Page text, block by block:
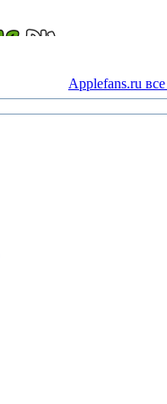
Applefans.ru все